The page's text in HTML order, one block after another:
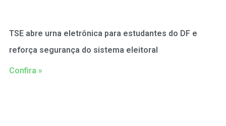
TSE abre urna eletrônica para estudantes do DF e
reforça segurança do sistema eleitoral
Confira »